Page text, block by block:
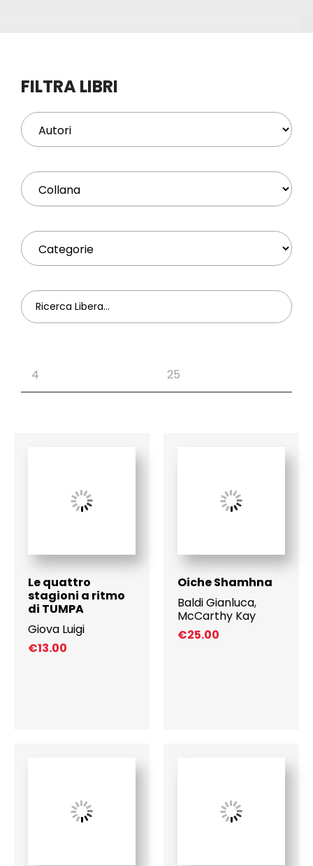
Profilo
FILTRA LIBRI
Le quattro
stagioni a ritmo
di TUMPA
Giova Luigi
€13.00
Oiche Shamhna
Baldi Gianluca,
McCarthy Kay
€25.00